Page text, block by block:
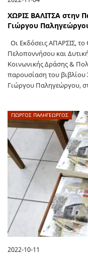
ΧΩΡΙΣ ΒΑΛΙΤΣΑ στην
Γιώργου
Οι Εκδόσεις ΑΠΑΡΣΙΣ,
Πελοποννήσου και
Κοινωνικής Δράσης &
παρουσίαση του
Γιώργου Παληγεώργου,
ΓΙΩΡΓΟΣ ΠΑΛΗΓΕΏΡΓΟΣ
2022-10-11